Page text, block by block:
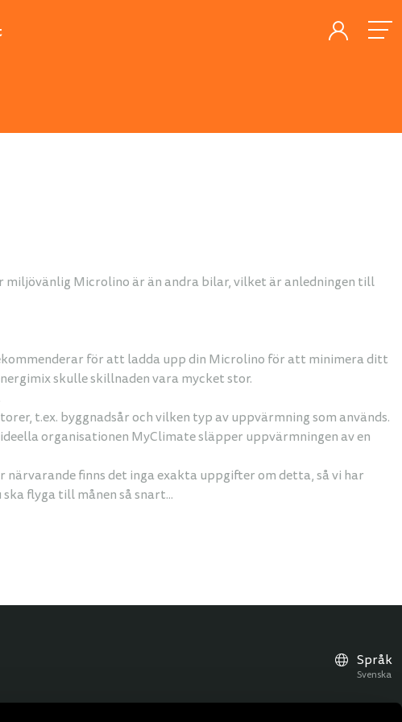
Microlino är än andra bilar, vilket är anledningen till
för att ladda upp din Microlino för att minimera ditt
skulle skillnaden vara mycket stor.
t.ex. byggnadsår och vilken typ av uppvärmning som används.
organisationen MyClimate släpper uppvärmningen av en
finns det inga exakta uppgifter om detta, så vi har
flyga till månen så snart...
Språk
Svenska